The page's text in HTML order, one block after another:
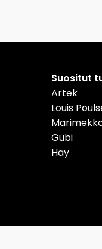
Suositut
Artek
Louis
Gubi
Hay